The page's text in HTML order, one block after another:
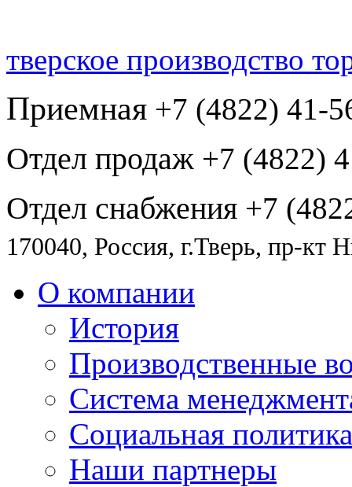
тверское производство
Приемная +7 (4822) 41-
Отдел продаж +7 (4822)
Отдел снабжения +7
170040, Россия, г.Тверь, пр-кт
О компании
История
Производственные
Система
Социальная политика
Наши партнеры